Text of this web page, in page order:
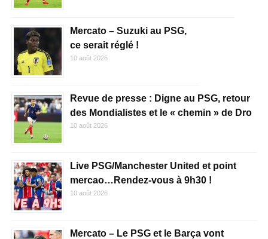
Mercato – Suzuki au PSG,
ce serait réglé !
10 août 2026
Revue de presse : Digne au PSG, retour
des Mondialistes et le « chemin » de Dro
10 août 2026
Live PSG/Manchester United et point
mercao…Rendez-vous à 9h30 !
10 août 2026
Mercato – Le PSG et le Barça vont